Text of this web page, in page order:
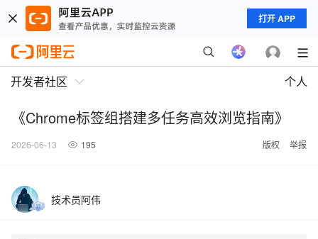
打开 APP
开发者社区 个人
《Chrome标签组搭建多任务高效浏览指南》
2026-06-13 195 版权 举报
技术员阿伟